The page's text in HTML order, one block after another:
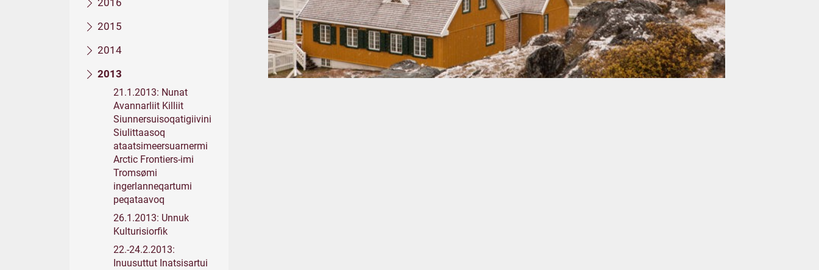
2016
2015
2014
2013
21.1.2013: Nunat
Avannarliit Killiit
Siunnersuisoqatigiivini
Siulittaasoq
ataatsimeersuarnermi
Arctic Frontiers-imi
Tromsømi
ingerlanneqartumi
peqataavoq
26.1.2013: Unnuk
Kulturisiorfik
22.-24.2.2013:
Inuusuttut Inatsisartui